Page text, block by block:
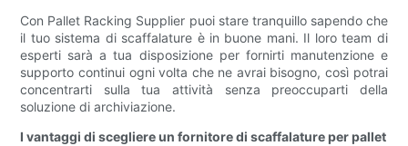
Con Pallet Racking Supplier puoi stare tranquillo sapendo che
il tuo sistema di scaffalature è in buone mani. Il loro team di
esperti sarà a tua disposizione per fornirti manutenzione e
supporto continui ogni volta che ne avrai bisogno, così potrai
concentrarti sulla tua attività senza preoccuparti della
soluzione di archiviazione.
I vantaggi di scegliere un fornitore di scaffalature per pallet